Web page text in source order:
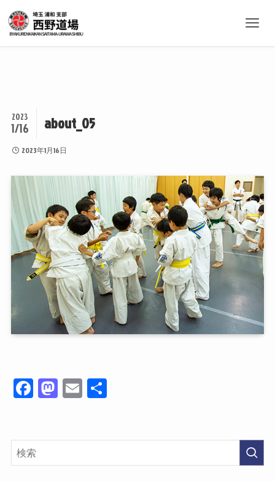
about_05
2023
1/16
2023年1月16日
Fa
ce
ok
M
as
do
n
E
m
共